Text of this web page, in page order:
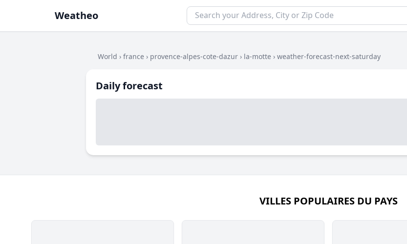
Weatheo
World › france › provence-alpes-cote-dazur › la-motte › weather-forecast-next-saturday
Daily forecast
VILLES POPULAIRES DU PAYS